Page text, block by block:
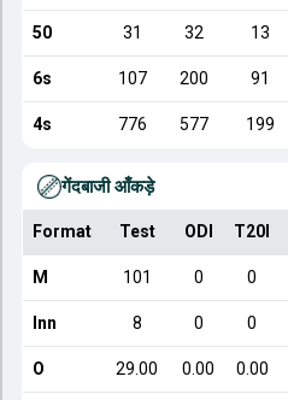
50 31 32 13
6s 107 200 91
4s 776 577 199
गेंदबाजी आँकड़े
Format Test ODI T20I
M 101 0 0
Inn 8 0 0
O 29.00 0.00 0.00